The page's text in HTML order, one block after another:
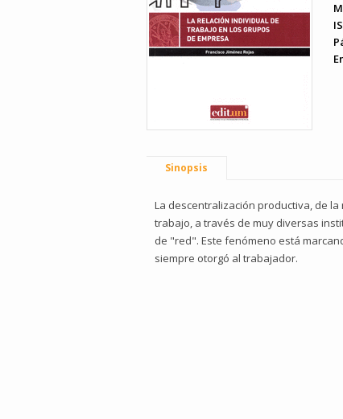
Sinopsis
La descentralización productiva, de
trabajo, a través de muy diversas
de "red". Este fenómeno está
siempre otorgó al trabajador.